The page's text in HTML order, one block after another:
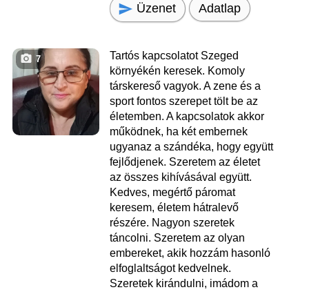
Üzenet Adatlap
7
Tartós kapcsolatot Szeged
környékén keresek. Komoly
társkereső vagyok. A zene és a
sport fontos szerepet tölt be az
életemben. A kapcsolatok akkor
működnek, ha két embernek
ugyanaz a szándéka, hogy együtt
fejlődjenek. Szeretem az életet
az összes kihívásával együtt.
Kedves, megértő páromat
keresem, életem hátralevő
részére. Nagyon szeretek
táncolni. Szeretem az olyan
embereket, akik hozzám hasonló
elfoglaltságot kedvelnek.
Szeretek kirándulni, imádom a